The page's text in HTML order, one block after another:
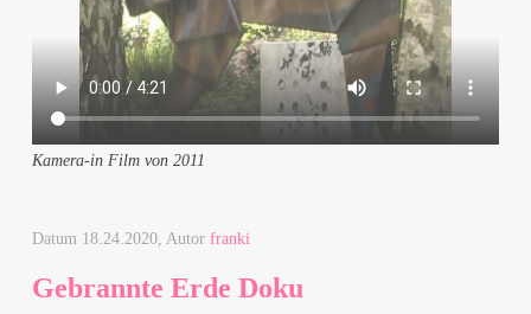
Kamera-in Film von 2011
Datum 18.24.2020 , Autorfranki
Gebrannte Erde Doku